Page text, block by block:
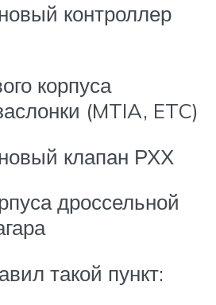
контроллер
корпуса
(MTIA, ETC)
клапан РХХ
дроссельной
такой пункт: